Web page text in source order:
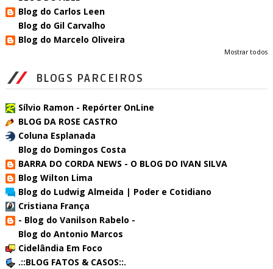
Blog do Carlos Leen
Blog do Gil Carvalho
Blog do Marcelo Oliveira
Mostrar todos
BLOGS PARCEIROS
Sílvio Ramon - Repórter OnLine
BLOG DA ROSE CASTRO
Coluna Esplanada
Blog do Domingos Costa
BARRA DO CORDA NEWS - O BLOG DO IVAN SILVA
Blog Wilton Lima
Blog do Ludwig Almeida | Poder e Cotidiano
Cristiana França
- Blog do Vanilson Rabelo -
Blog do Antonio Marcos
Cidelândia Em Foco
.::BLOG FATOS & CASOS::.